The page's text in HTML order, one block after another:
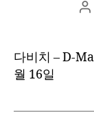
다비치 – D-
월 16일